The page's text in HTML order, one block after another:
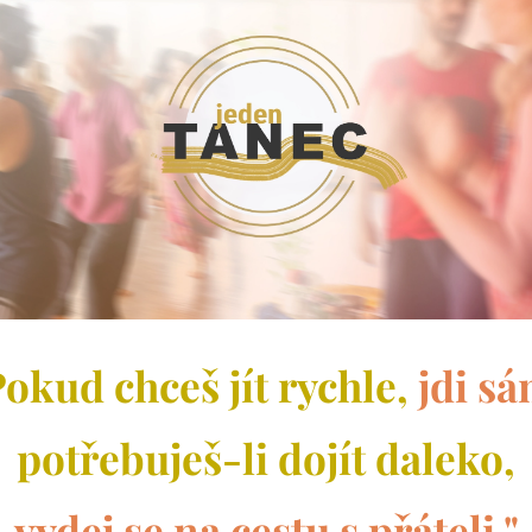
chceš jít rychle, jdi
potřebuješ-li dojít daleko,